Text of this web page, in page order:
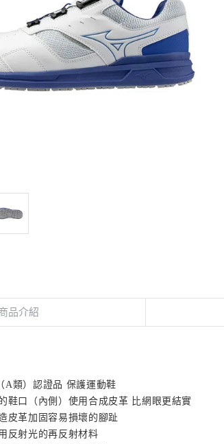
品介紹
A類）認證品 保護運動鞋
鞋口（內側）使用合成皮革 比網眼更結實
皮革加固容易損壞的腳趾
反射光的再反射材料